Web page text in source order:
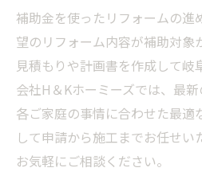
補助金を使ったリフォームの進
望のリフォーム内容が補助対象
見積もりや計画書を作成して岐
会社H＆Kホーミーズでは、最新
各ご家庭の事情に合わせた最適
して申請から施工までお任せい
お気軽にご相談ください。